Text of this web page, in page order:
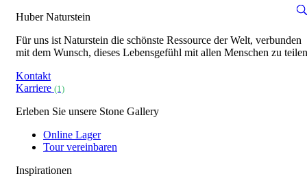
Huber Naturstein
Für uns ist Naturstein die schönste Ressource der Welt, verbunden
mit dem Wunsch, dieses Lebensgefühl mit allen Menschen zu
Kontakt
Karriere (1)
Erleben Sie unsere Stone Gallery
Online Lager
Tour vereinbaren
Inspirationen